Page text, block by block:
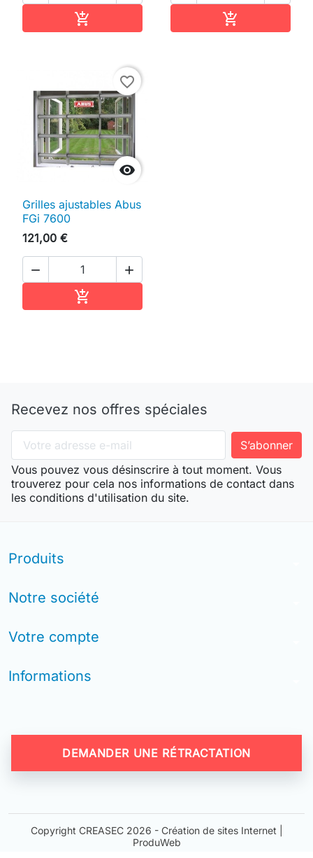
 

favorite_border
Grilles ajustables Abus
FGi 7600
121,00 €
 

Recevez nos offres spéciales
Vous pouvez vous désinscrire à tout moment. Vous
trouverez pour cela nos informations de contact dans
les conditions d'utilisation du site.
Produits
Notre société
Votre compte
Informations
DEMANDER UNE RÉTRACTATION
Copyright CREASEC 2026 - Création de sites Internet |
ProduWeb